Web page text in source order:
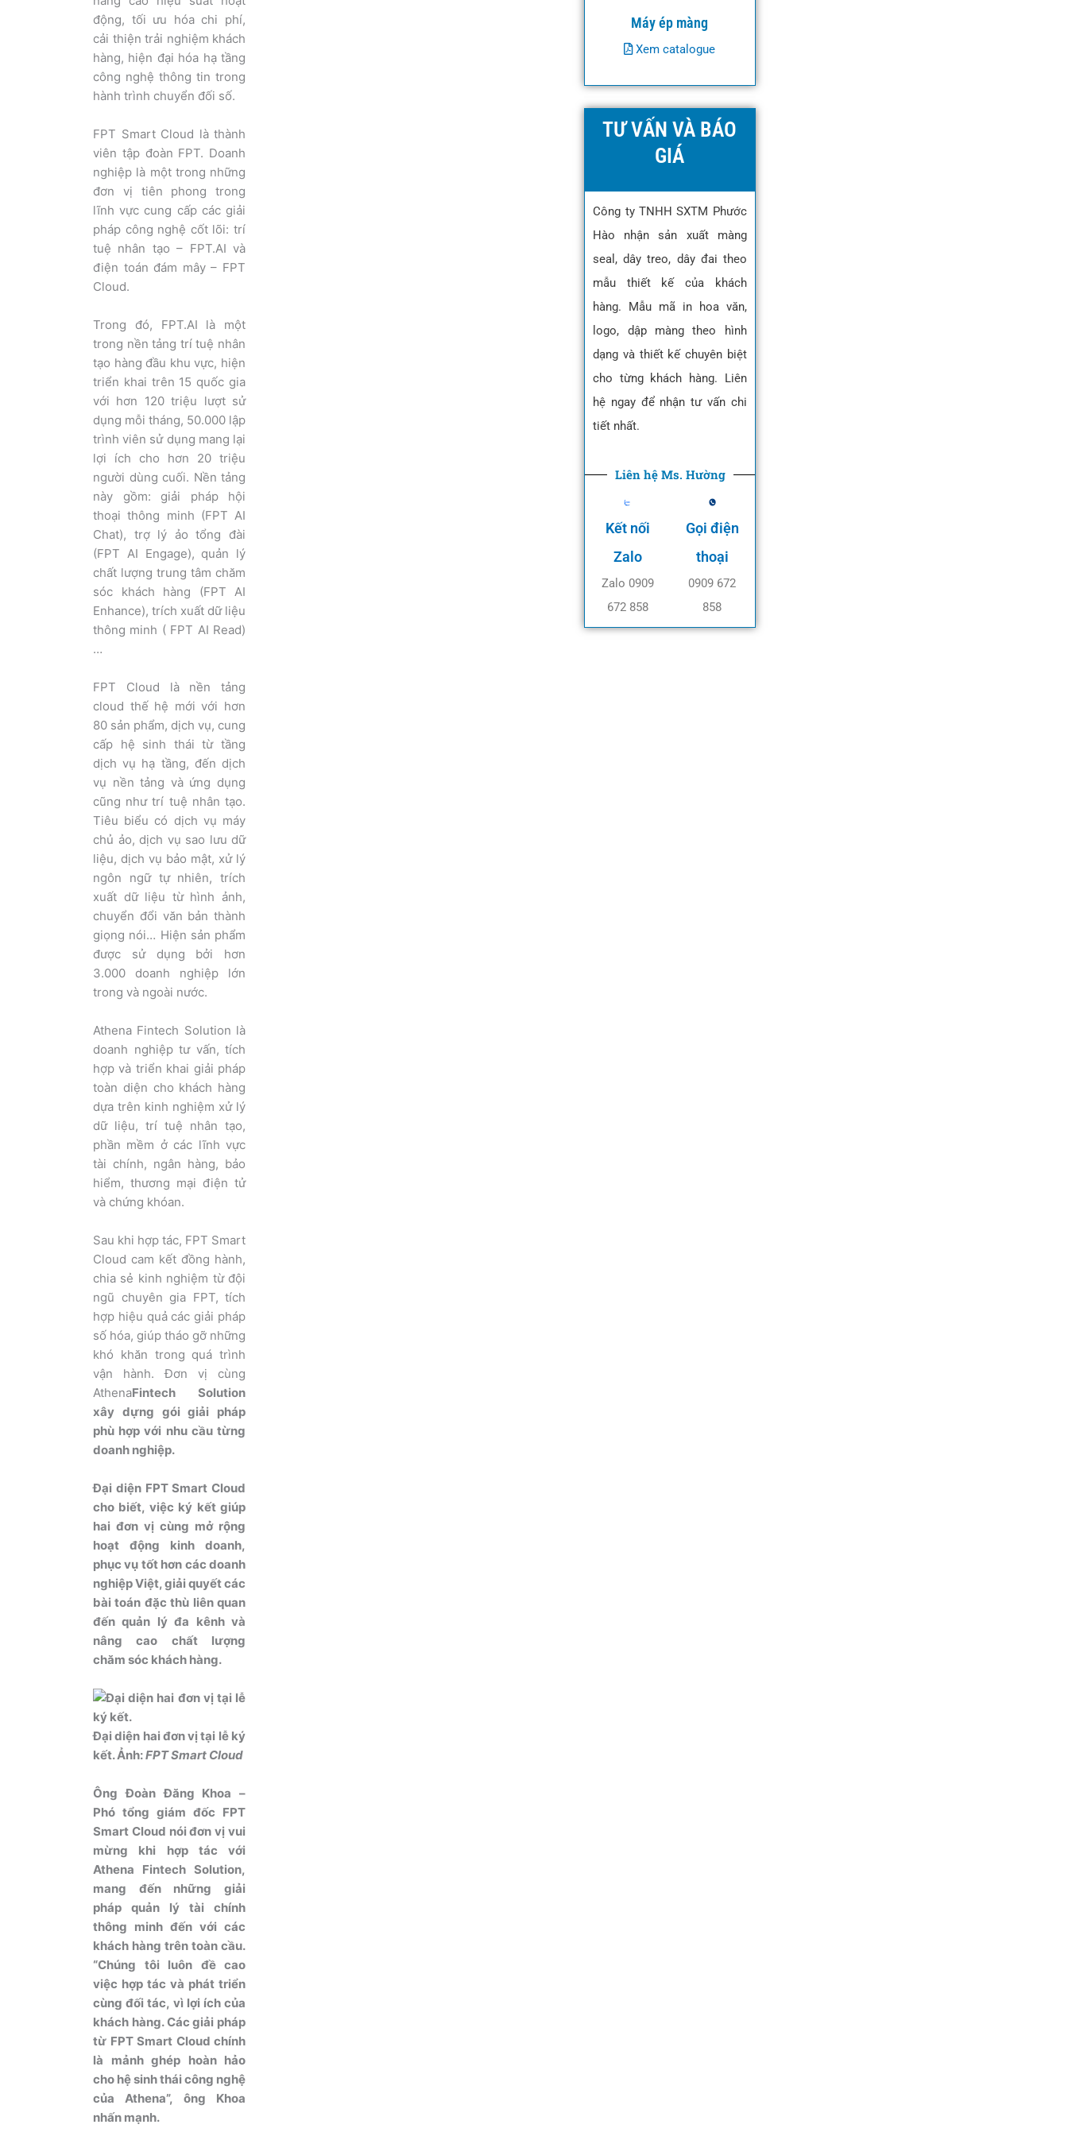
động, tối ưu hóa chi phí,
cải thiện trải nghiệm khách
hàng, hiện đại hóa hạ tầng
công nghệ thông tin trong
hành trình chuyển đối số.
FPT Smart Cloud là thành
viên tập đoàn FPT. Doanh
nghiệp là một trong những
đơn vị tiên phong trong
lĩnh vực cung cấp các giải
pháp công nghệ cốt lõi: trí
tuệ nhân tạo – FPT.AI và
điện toán đám mây – FPT
Cloud.
Trong đó, FPT.AI là một
trong nền tảng trí tuệ nhân
tạo hàng đầu khu vực, hiện
triển khai trên 15 quốc gia
với hơn 120 triệu lượt sử
dụng mỗi tháng, 50.000 lập
trình viên sử dụng mang lại
lợi ích cho hơn 20 triệu
người dùng cuối. Nền tảng
này gồm: giải pháp hội
thoại thông minh (FPT AI
Chat), trợ lý ảo tổng đài
(FPT AI Engage), quản lý
chất lượng trung tâm chăm
sóc khách hàng (FPT AI
Enhance), trích xuất dữ liệu
thông minh ( FPT AI Read)
…
FPT Cloud là nền tảng
cloud thế hệ mới với hơn
80 sản phẩm, dịch vụ, cung
cấp hệ sinh thái từ tầng
dịch vụ hạ tầng, đến dịch
vụ nền tảng và ứng dụng
cũng như trí tuệ nhân tạo.
Tiêu biểu có dịch vụ máy
chủ ảo, dịch vụ sao lưu dữ
liệu, dịch vụ bảo mật, xử lý
ngôn ngữ tự nhiên, trích
xuất dữ liệu từ hình ảnh,
chuyển đổi văn bản thành
giọng nói… Hiện sản phẩm
được sử dụng bởi hơn
3.000 doanh nghiệp lớn
trong và ngoài nước.
Athena Fintech Solution là
doanh nghiệp tư vấn, tích
hợp và triển khai giải pháp
toàn diện cho khách hàng
dựa trên kinh nghiệm xử lý
dữ liệu, trí tuệ nhân tạo,
phần mềm ở các lĩnh vực
tài chính, ngân hàng, bảo
hiểm, thương mại điện tử
và chứng khóan.
Sau khi hợp tác, FPT Smart
Cloud cam kết đồng hành,
chia sẻ kinh nghiệm từ đội
ngũ chuyên gia FPT, tích
hợp hiệu quả các giải pháp
số hóa, giúp tháo gỡ những
khó khăn trong quá trình
vận hành. Đơn vị cùng
AthenaFintech Solution
xây dựng gói giải pháp
phù hợp với nhu cầu từng
doanh nghiệp.
Đại diện FPT Smart Cloud
cho biết, việc ký kết giúp
hai đơn vị cùng mở rộng
hoạt động kinh doanh,
phục vụ tốt hơn các doanh
nghiệp Việt, giải quyết các
bài toán đặc thù liên quan
đến quản lý đa kênh và
nâng cao chất lượng
chăm sóc khách hàng.
Đại diện hai đơn vị tại lễ ký
kết. Ảnh:FPT Smart Cloud
Ông Đoàn Đăng Khoa –
Phó tổng giám đốc FPT
Smart Cloud nói đơn vị vui
mừng khi hợp tác với
Athena Fintech Solution,
mang đến những giải
pháp quản lý tài chính
thông minh đến với các
khách hàng trên toàn cầu.
“Chúng tôi luôn đề cao
việc hợp tác và phát triển
cùng đối tác, vì lợi ích của
khách hàng. Các giải pháp
từ FPT Smart Cloud chính
là mảnh ghép hoàn hảo
cho hệ sinh thái công nghệ
của Athena”, ông Khoa
nhấn mạnh.
Máy ép màng
Xem catalogue
TƯ VẤN VÀ BÁO
GIÁ
Công ty TNHH SXTM Phước
Hào nhận sản xuất màng
seal, dây treo, dây đai theo
mẫu thiết kế của khách
hàng. Mẫu mã in hoa văn,
logo, dập màng theo hình
dạng và thiết kế chuyên biệt
cho từng khách hàng. Liên
hệ ngay để nhận tư vấn chi
tiết nhất.
Liên hệ Ms. Hường
Kết nối
Zalo
Zalo 0909
672 858
Gọi điện
thoại
0909 672
858